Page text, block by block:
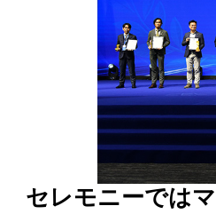
セレモニーでは